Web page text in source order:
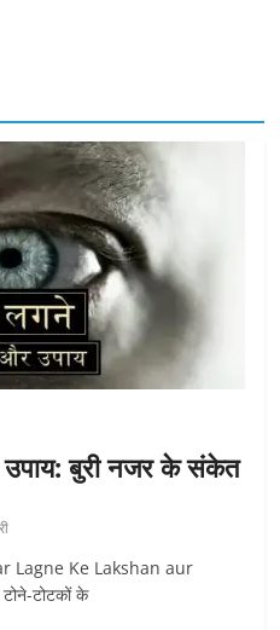
बुरी नजर के संकेत
Lagne Ke Lakshan aur
टोटकों के